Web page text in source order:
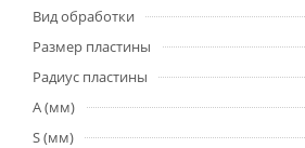
Вид обработки
Размер пластины
Радиус пластины
A (мм)
S (мм)